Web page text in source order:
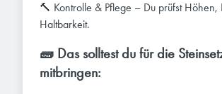
🔨 Kontrolle & Pflege – Du prüfst Höhen,
Haltbarkeit.
🧱 Das solltest du für die
mitbringen: